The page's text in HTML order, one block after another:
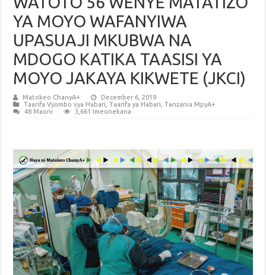
YA MOYO WAFANYIWA
UPASUAJI MKUBWA NA
MDOGO KATIKA TAASISI YA
MOYO JAKAYA KIKWETE (JKCI)
Matokeo ChanyA+
December 6, 2019
Taarifa Vyombo vya Habari ,Taarifa ya Habari ,Tanzania MpyA+
48 Maoni
3,661 Imeonekana